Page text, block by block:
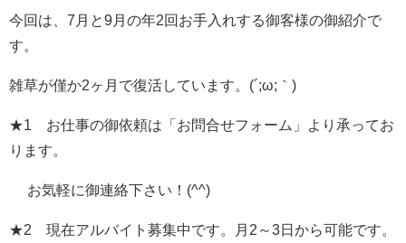
今回は、7月と9月の年2回お手入れする御客様の御紹介で
す。
雑草が僅か2ヶ月で復活しています。(´;ω;｀)
★1 お仕事の御依頼は「お問合せフォーム」より承ってお
ります。
お気軽に御連絡下さい！(^^)
★2 現在アルバイト募集中です。月2～3日から可能です。